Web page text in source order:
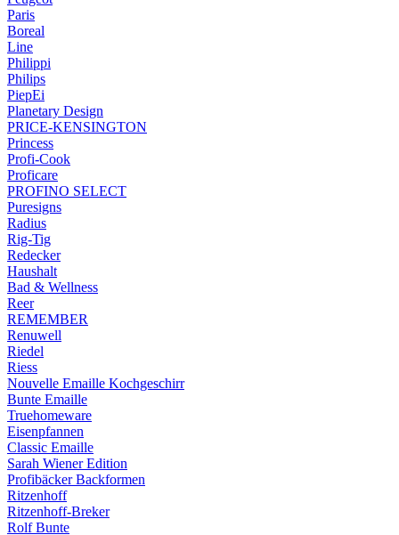
Paris
Boreal
Line
Philippi
Philips
PiepEi
Planetary Design
PRICE-KENSINGTON
Princess
Profi-Cook
Proficare
PROFINO SELECT
Puresigns
Radius
Rig-Tig
Redecker
Haushalt
Bad & Wellness
Reer
REMEMBER
Renuwell
Riedel
Riess
Nouvelle Emaille Kochgeschirr
Bunte Emaille
Truehomeware
Eisenpfannen
Classic Emaille
Sarah Wiener Edition
Profibäcker Backformen
Ritzenhoff
Ritzenhoff-Breker
Rolf Bunte